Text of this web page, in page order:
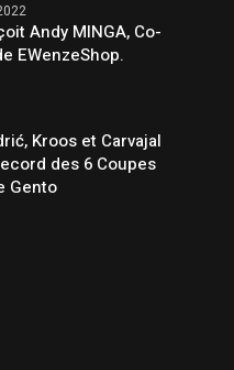
Andy MINGA, Co-
EWenzeShop.
Kroos et Carvajal
des 6 Coupes
Gento